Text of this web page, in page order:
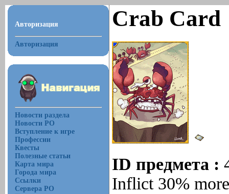
Авторизация
Авторизация
Новости раздела
Новости РО
Вступление к игре
Профессии
Квесты
Полезные статьи
Карта мира
Города мира
Ссылки
Сервера РО
Crab Card
ID предмета :
Inflict 30%